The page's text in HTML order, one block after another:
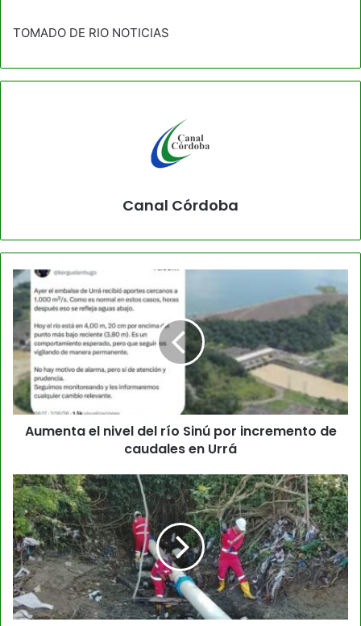
TOMADO DE RIO NOTICIAS
Canal Córdoba
Aumenta el nivel del río Sinú por incremento de
caudales en Urrá